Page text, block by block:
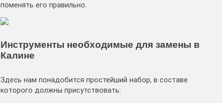
поменять его правильно.
Инструменты необходимые для замены в
Калине
Здесь нам понадобится простейший набор, в составе
которого должны присутствовать: